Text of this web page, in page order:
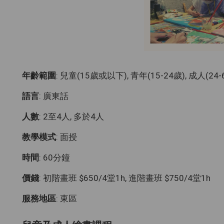
年齡範圍: 兒童(15歲或以下), 青年(15-24歲), 成人
語言: 廣東話
人數: 2至4人, 多於4人
教學模式: 面授
時間: 60分鐘
價錢: 初階畫班 $650/4堂1h, 進階畫班 $750/4堂1h
服務地區: 東區